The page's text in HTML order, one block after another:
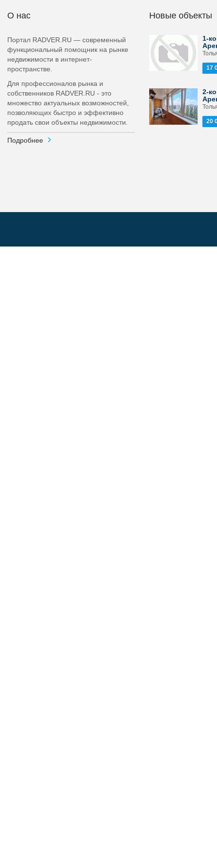
О нас
Портал RADVER.RU — современный
функциональный помощник на рынке
недвижимости в интернет-
пространстве.
Для профессионалов рынка и
собственников RADVER.RU - это
множество актуальных возможностей,
позволяющих быстро и эффективно
продать свои объекты недвижимости.
Подробнее
Новые объекты
1-
17
2-
20